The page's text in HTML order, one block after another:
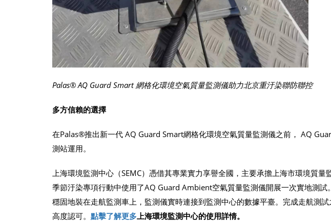
Palas® AQ Guard Smart 網格化環境空氣質量監測儀助力北京重汙染聯防聯控
多方信賴的選擇
在Palas®推出新一代 AQ Guard Smart網格化環境空氣質量監測儀之前， AQ
測站運用。
上海環境監測中心（SEMC）憑借其專業實力享譽全國，主要承擔上海市環境質
季節汙染專項行動中使用了AQ Guard Ambient空氣質量監測儀開展一次實地測
穩固地裝在走航監測車上，監測儀實時連接到監測中心的數據平臺。完成走航測
高度認可。 點擊了解更多上海環境監測中心的使用詳情。